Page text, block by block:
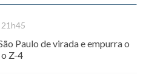
Paulo de virada e empurra o
Z-4